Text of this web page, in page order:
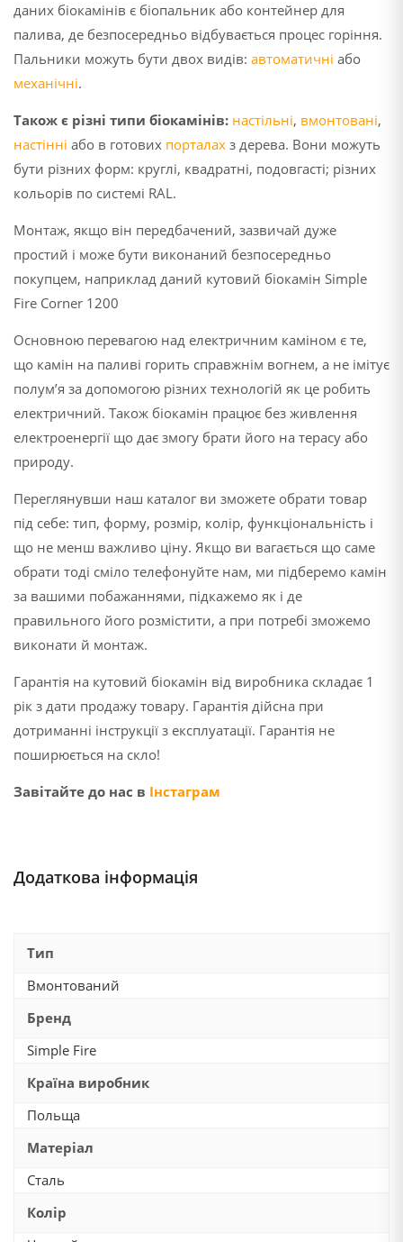
даних біокамінів є біопальник або контейнер для
палива, де безпосередньо відбувається процес горіння.
Пальники можуть бути двох видів: автоматичні або
механічні.
Також є різні типи біокамінів: настільні, вмонтовані,
настінні або в готових порталах з дерева. Вони можуть
бути різних форм: круглі, квадратні, подовгасті; різних
кольорів по системі RAL.
Монтаж, якщо він передбачений, зазвичай дуже
простий і може бути виконаний безпосередньо
покупцем, наприклад даний кутовий біокамін Simple
Fire Corner 1200
Основною перевагою над електричним каміном є те,
що камін на паливі горить справжнім вогнем, а не імітує
полум’я за допомогою різних технологій як це робить
електричний. Також біокамін працює без живлення
електроенергії що дає змогу брати його на терасу або
природу.
Переглянувши наш каталог ви зможете обрати товар
під себе: тип, форму, розмір, колір, функціональність і
що не менш важливо ціну. Якщо ви вагається що саме
обрати тоді сміло телефонуйте нам, ми підберемо камін
за вашими побажаннями, підкажемо як і де
правильного його розмістити, а при потребі зможемо
виконати й монтаж.
Гарантія на кутовий біокамін від виробника складає 1
рік з дати продажу товару. Гарантія дійсна при
дотриманні інструкції з експлуатації. Гарантія не
поширюється на скло!
Завітайте до нас в Інстаграм
Додаткова інформація
Тип
Вмонтований
Бренд
Simple Fire
Країна виробник
Польща
Матеріал
Сталь
Колір